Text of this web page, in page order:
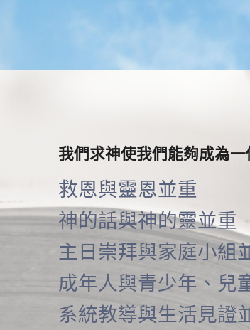
我們求神使我們能夠成為
救恩與靈恩並重
神的話與神的靈並重
主日崇拜與家庭小組
成年人與青少年、兒
系統教導與生活見證